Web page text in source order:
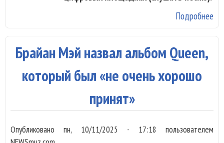
Подробнее
Брайан Мэй назвал альбом Queen,
который был «не очень хорошо
принят»
Опубликованопн, 10/11/2025 - 17:18 пользователем